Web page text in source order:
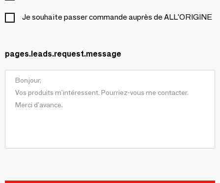
Je souhaite passer commande auprès de ALL'ORIGINE
pages.leads.request.message